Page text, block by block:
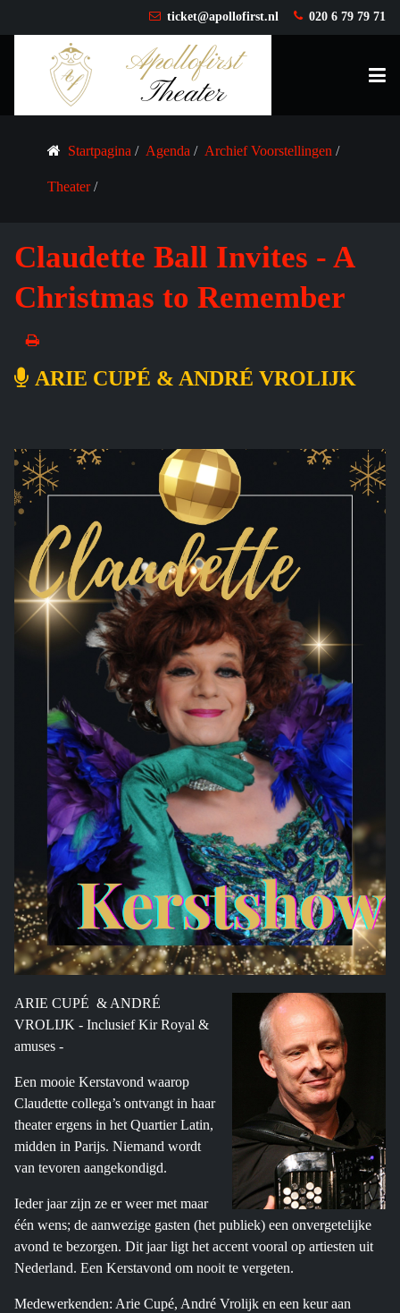
ticket@apollofirst.nl 020 6 79 79 71
Startpagina Agenda Archief Voorstellingen
Theater
Claudette Ball Invites - A
Christmas to Remember
ARIE CUPÉ & ANDRÉ VROLIJK
ARIE CUPÉ & ANDRÉ
VROLIJK - Inclusief Kir Royal &
amuses -
Een mooie Kerstavond waarop
Claudette collega’s ontvangt in haar
theater ergens in het Quartier Latin,
midden in Parijs. Niemand wordt
van tevoren aangekondigd.
Ieder jaar zijn ze er weer met maar
één wens; de aanwezige gasten (het publiek) een onvergetelijke
avond te bezorgen. Dit jaar ligt het accent vooral op artiesten uit
Nederland. Een Kerstavond om nooit te vergeten.
Medewerkenden: Arie Cupé, André Vrolijk en een keur aan